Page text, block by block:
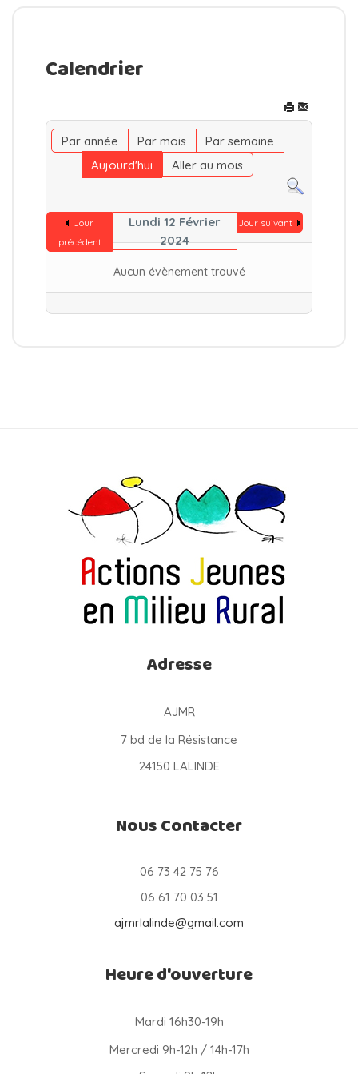
Calendrier
Par année Par mois
Par semaine
Aujourd'hui
Aller au mois
Jour
précédent
Lundi 12 Février
2024
Jour suivant
Aucun évènement trouvé
Adresse
AJMR
7 bd de la Résistance
24150 LALINDE
Nous Contacter
06 73 42 75 76
06 61 70 03 51
ajmrlalinde@gmail.com
Heure d'ouverture
Mardi 16h30-19h
Mercredi 9h-12h / 14h-17h